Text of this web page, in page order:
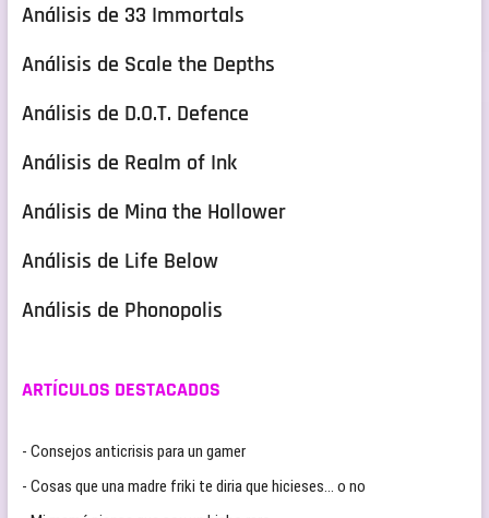
Análisis de 33 Immortals
Análisis de Scale the Depths
Análisis de D.O.T. Defence
Análisis de Realm of Ink
Análisis de Mina the Hollower
Análisis de Life Below
Análisis de Phonopolis
ARTÍCULOS DESTACADOS
- Consejos anticrisis para un gamer
- Cosas que una madre friki te diria que hicieses… o no